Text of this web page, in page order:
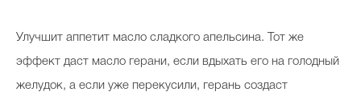
Улучшит аппетит масло сладкого апельсина. Тот же
эффект даст масло герани, если вдыхать его на голодный
желудок, а если уже перекусили, герань создаст